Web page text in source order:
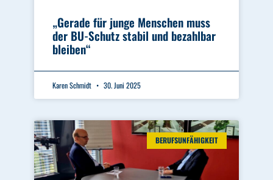
„Gerade für junge Menschen muss
der BU-Schutz stabil und bezahlbar
bleiben“
Karen Schmidt 30. Juni 2025
BERUFSUNFÄHIGKEIT